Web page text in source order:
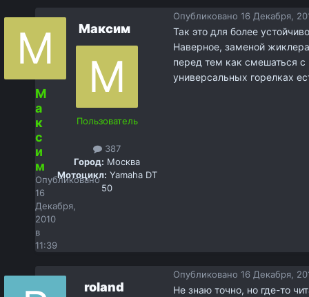
М
а
к
с
и
м
Опубликовано
16
Декабря,
2010
в
11:39
Максим
Пользователь
387
Город: Москва
Мотоцикл: Yamaha DT
50
Опубликовано16 Декабря,
Так это для более
Наверное, заменой
перед тем как смешаться с
универсальных горелках
roland
Опубликовано16 Декабря,
Не знаю точно, но где-то